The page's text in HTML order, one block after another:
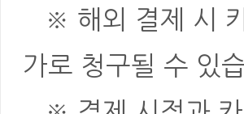
※ 해외 결제 시
가로 청구될 수 있